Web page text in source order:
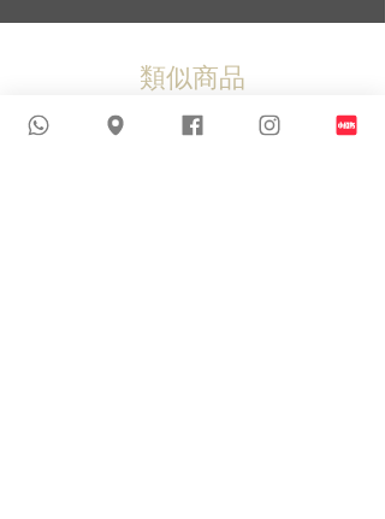
類似商品
新到貨品